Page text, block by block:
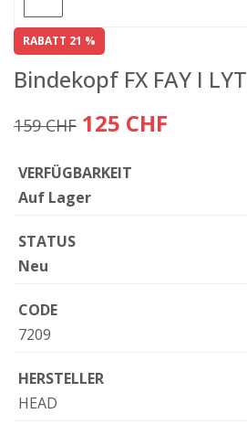
RABATT 21 %
Bindekopf FX FAY I LYT
159 CHF 125 CHF
VERFÜGBARKEIT
Auf Lager
STATUS
Neu
CODE
7209
HERSTELLER
HEAD